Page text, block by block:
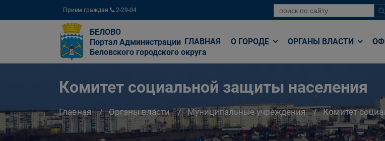
Прием граждан 2-29-04
БЕЛОВО
Портал Администрации
Беловского городского округа
ГЛАВНАЯ О ГОРОДЕ ОРГАНЫ ВЛАСТИ
Комитет социальной защиты населения
Главная Органы власти Муниципальные учреждения Комитет